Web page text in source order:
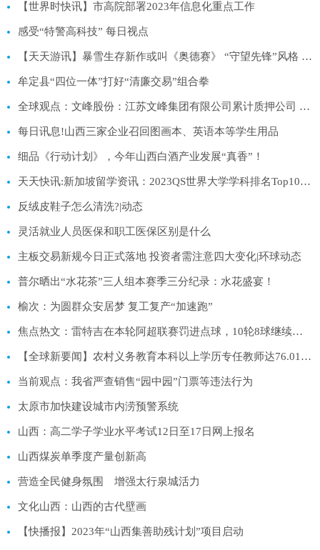
【世界时快讯】市高院部署2023年信息化重点工作
感受“特警高科技” 每日视点
【天天游讯】暴雪生存新作或叫《奥德赛》 “守望先锋”风格 当前焦点
牟定县“四位一体”打好“清廉交易”组合拳
全球观点：文峰股份：江苏文峰集团有限公司累计质押公司 A 股股份约 2.66 亿股
每日讯息!山西三家企业召回图画本、英语本等学生用品
细品《行动计划》，今年山西白酒产业发展“真香”！
天天快讯:新加坡留学资讯：2023QS世界大学学科排名Top100专业汇总
反绒皮鞋子怎么清洗?|动态
灵活就业人员医保和职工医保区别是什么
主板交易新规今日正式落地 投资者需注意四大变化|环球动态
普尔晒出“水花茶”三人组本赛季三分纪录：水花盛宴！
榆次：为圆群众安居梦 复工复产“加速跑”
焦点热文：雷特吉在本轮阿超联赛罚进点球，10轮8球继续领跑射手榜
【全球新要闻】农村义务教育本科以上学历专任教师达76.01%（新数据 新看点）
当前观点：我省严查销售“园中园”门票等违法行为
太原市加快建设城市内涝预警系统
山西：高二学子学业水平考试12日至17日网上报名
山西煤炭单季度产量创新高
营造全民健身氛围 增强太行泉城活力
文化山西：山西的古代壁画
【快播报】2023年“山西集善助残计划”项目启动